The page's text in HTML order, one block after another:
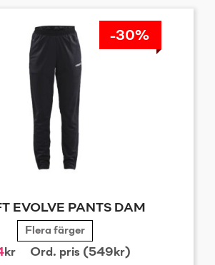
-30%
EVOLVE PANTS DAM
Flera färger
kr Ord. pris (549kr)